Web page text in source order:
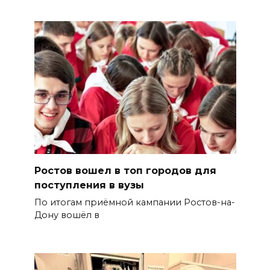
Ростов вошел в топ городов для
поступления в вузы
По итогам приёмной кампании Ростов-на-
Дону вошёл в